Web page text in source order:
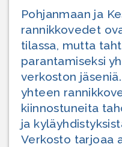
Pohjanmaan ja
rannikkovedet
tilassa, mutta
parantamiseksi
verkoston
yhteen
kiinnostuneita
ja
Verkosto tarjoaa